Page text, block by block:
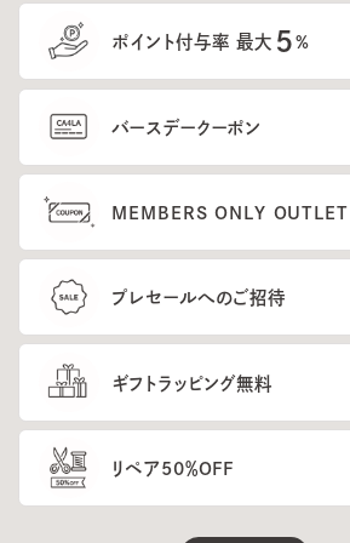
ポイント付与率 最大 %
バースデークーポン
MEMBERS ONLY OUTLETのご
プレセールへのご招待
ギフトラッピング無料
リペア50％OFF